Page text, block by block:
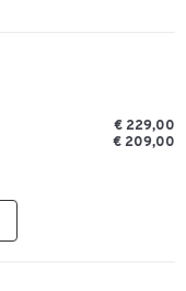
€ 229,00
€ 209,00